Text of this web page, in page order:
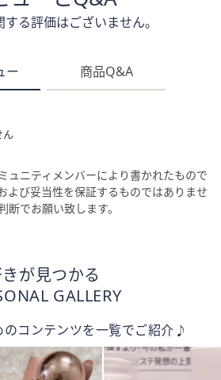
る評価はございません。
ー 商品Q&A
ん
ュニティメンバーにより書かれたもので
よび妥当性を保証するものではありませ
でお願い致します。
が見つかる
GALLERY
のコンテンツを一覧でご紹介♪